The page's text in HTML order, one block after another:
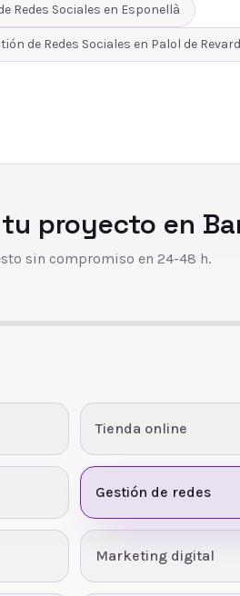
Redes Sociales en Esponellà
de Redes Sociales en Palol de
proyecto en
sin compromiso en 24-48 h.
Tienda online
Gestión de redes
Marketing digital